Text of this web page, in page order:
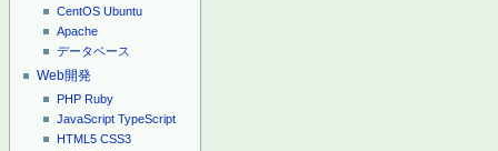
CentOS Ubuntu
Apache
データベース
Web開発
PHP Ruby
JavaScript TypeScript
HTML5 CSS3